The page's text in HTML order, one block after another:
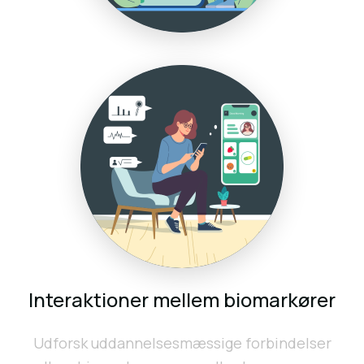
Interaktioner mellem biomarkører
Udforsk uddannelsesmæssige forbindelser